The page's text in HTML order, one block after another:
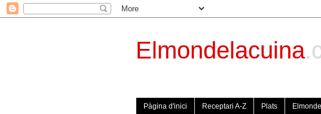
Elmondelacuina
Pàgina d'inici Receptari A-Z Plats